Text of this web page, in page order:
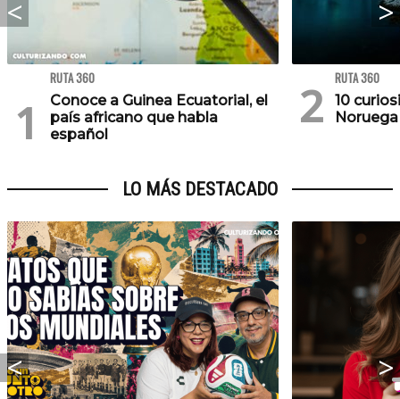
RUTA 360
Conoce a Guinea Ecuatorial, el
país africano que habla
español
RUTA 360
10
LO MÁS DESTACADO